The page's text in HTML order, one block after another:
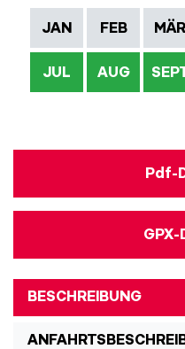
JAN FEB MÄR
JUL AUG
Pdf-
BESCHREIBUNG